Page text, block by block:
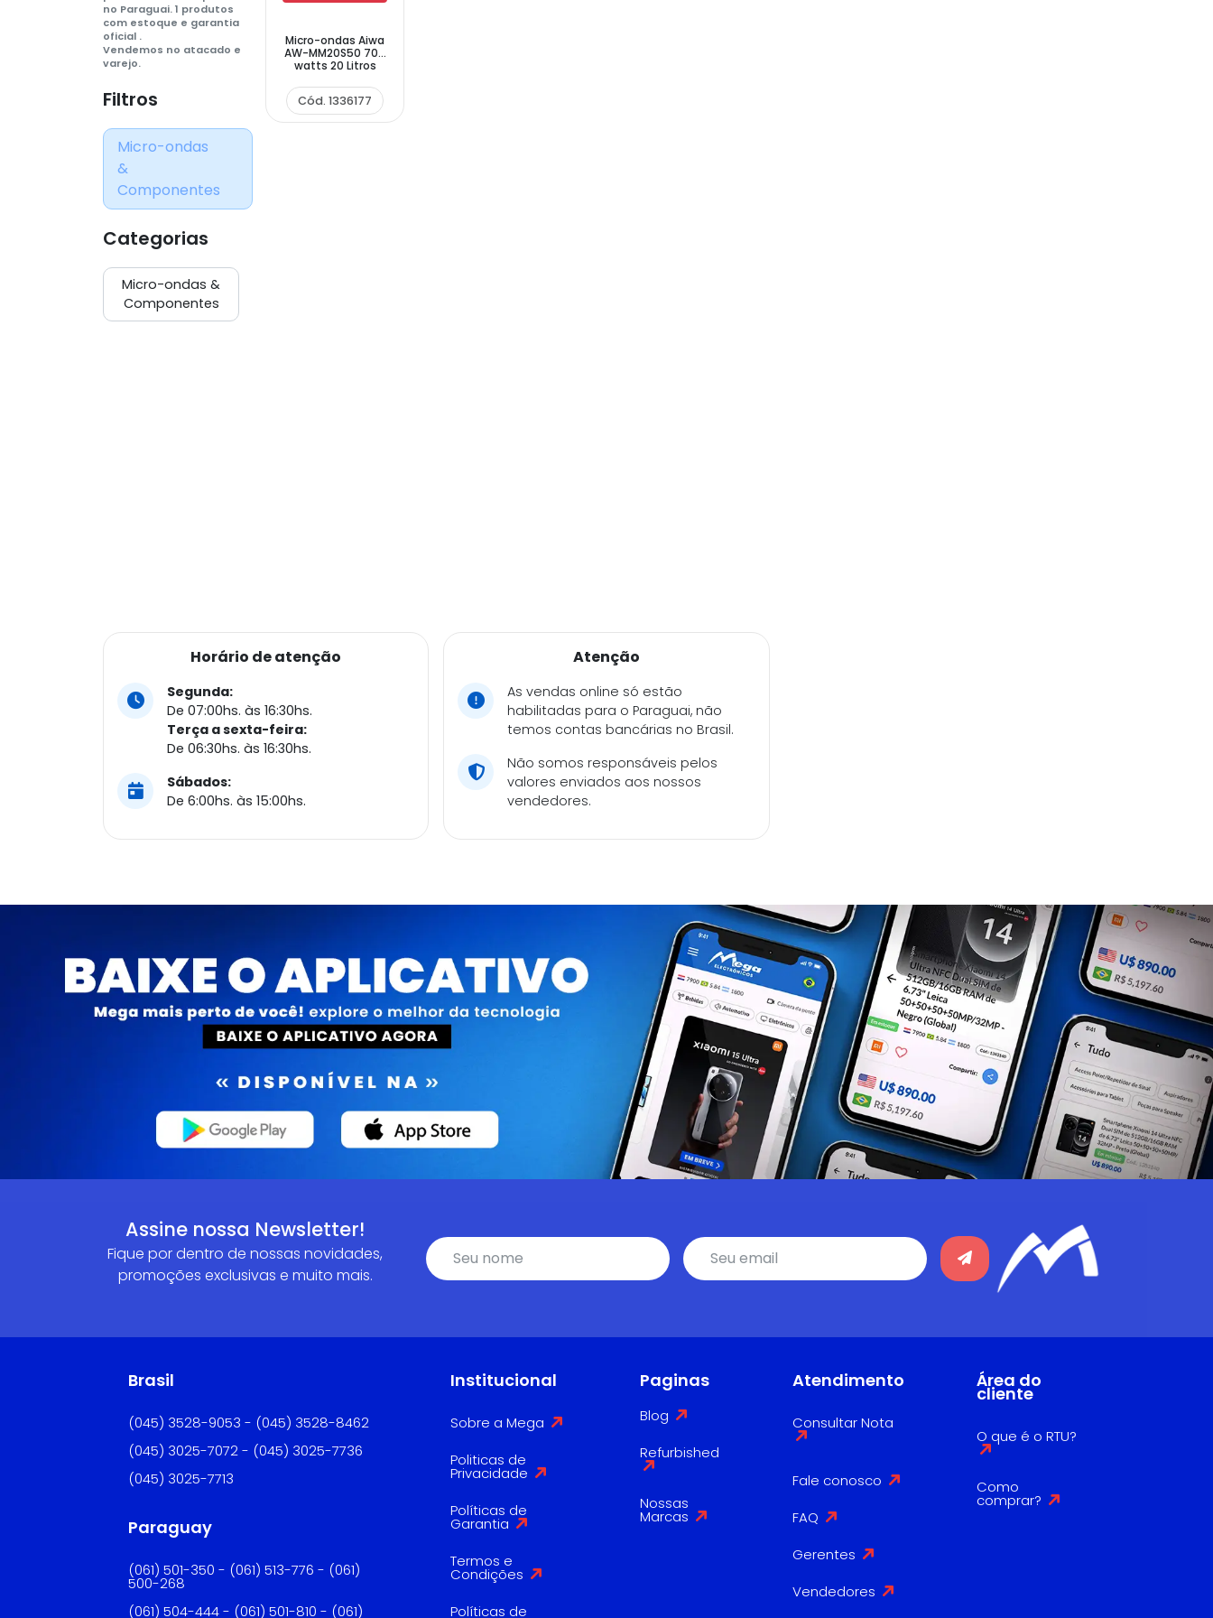
no Paraguai. 1 produtos
com estoque e garantia
oficial .
Vendemos no atacado e
varejo.
Filtros
Micro-ondas
&
Componentes
Categorias
Micro-ondas &
Componentes
Micro-ondas Aiwa
AW-MM20S50 700
watts 20 Litros
Cód. 1336177
Horário de atenção
Segunda:
De 07:00hs. às 16:30hs.
Terça a sexta-feira:
De 06:30hs. às 16:30hs.
Sábados:
De 6:00hs. às 15:00hs.
Atenção
As vendas online só estão
habilitadas para o Paraguai, não
temos contas bancárias no Brasil.
Não somos responsáveis pelos
valores enviados aos nossos
vendedores.
Assine nossa Newsletter!
Fique por dentro de nossas novidades,
promoções exclusivas e muito mais.
Brasil
(045) 3528-9053 - (045) 3528-8462
(045) 3025-7072 - (045) 3025-7736
(045) 3025-7713
Paraguay
(061) 501-350 - (061) 513-776 - (061)
500-268
(061) 504-444 - (061) 501-810 - (061)
Institucional
Sobre a Mega
Politicas de
Privacidade
Políticas de
Garantia
Termos e
Condições
Políticas de
Paginas
Blog
Refurbished
Nossas
Marcas
Atendimento
Consultar Nota
Fale conosco
FAQ
Gerentes
Vendedores
Área do
cliente
O que é o RTU?
Como
comprar?